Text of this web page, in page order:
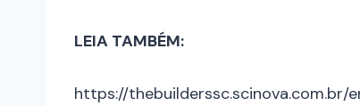
LEIA TAMBÉM:
https://